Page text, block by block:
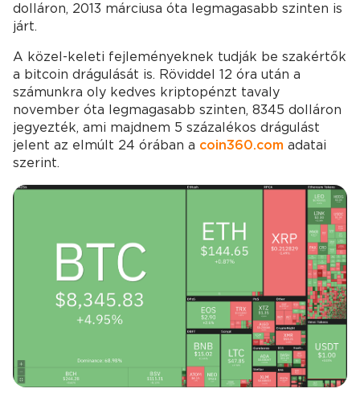
dolláron, 2013 márciusa óta legmagasabb szinten is
járt.
A közel-keleti fejleményeknek tudják be szakértők
a bitcoin drágulását is. Röviddel 12 óra után a
számunkra oly kedves kriptopénzt tavaly
november óta legmagasabb szinten, 8345 dolláron
jegyezték, ami majdnem 5 százalékos drágulást
jelent az elmúlt 24 órában a coin360.com adatai
szerint.